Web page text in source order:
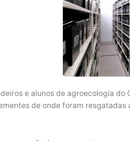
e alunos de agroecologia
de onde foram